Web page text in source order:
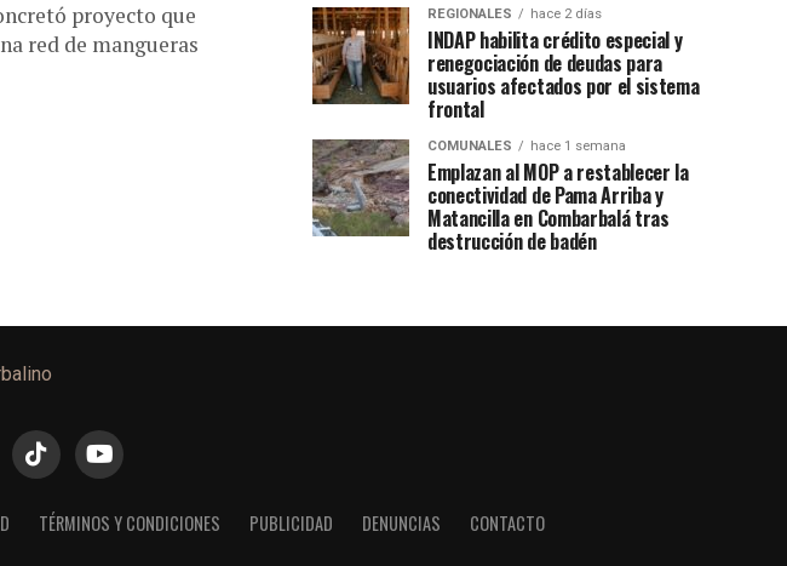
proyecto que
red de mangueras
REGIONALES hace 2 días
INDAP habilita crédito especial y
renegociación de deudas para
usuarios afectados por el sistema
frontal
COMUNALES hace 1 semana
Emplazan al MOP a restablecer la
conectividad de Pama Arriba y
Matancilla en Combarbalá tras
destrucción de badén
TÉRMINOS Y CONDICIONES PUBLICIDAD DENUNCIAS CONTACTO